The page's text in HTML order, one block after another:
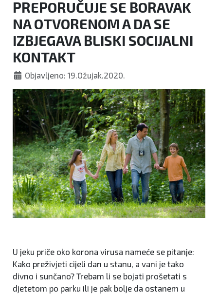
PREPORUČUJE SE BORAVAK
NA OTVORENOM A DA SE
IZBJEGAVA BLISKI SOCIJALNI
KONTAKT
Objavljeno: 19.Ožujak.2020.
U jeku priče oko korona virusa nameće se pitanje:
Kako preživjeti cijeli dan u stanu, a vani je tako
divno i sunčano? Trebam li se bojati prošetati s
djetetom po parku ili je pak bolje da ostanem u